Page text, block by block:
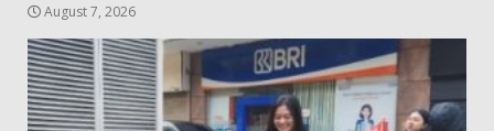
August 7, 2026